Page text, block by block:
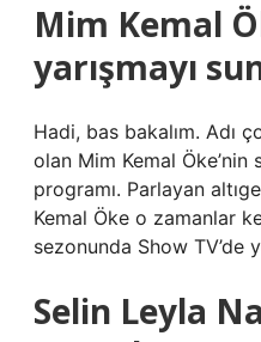
Mim Kemal
yarışmayı
Hadi, bas bakalım. Adı
olan Mim Kemal Öke’nin
programı. Parlayan
Kemal Öke o zamanlar
sezonunda Show TV’de
Selin Leyla